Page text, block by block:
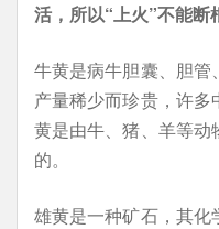
活，所以“上火”不能断
牛黄是病牛胆囊、胆
产量稀少而珍贵，许
黄是由牛、猪、羊等
的。
雄黄是一种矿石，其